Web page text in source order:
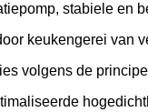
stabiele en
keukengerei van
volgens de